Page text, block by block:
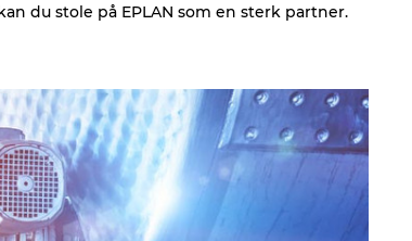
du stole på EPLAN som en sterk partner.